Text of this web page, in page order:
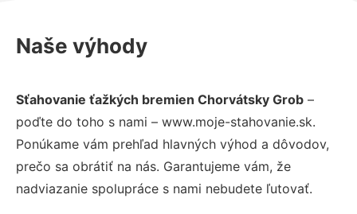
Naše výhody
Sťahovanie ťažkých bremien Chorvátsky Grob –
poďte do toho s nami – www.moje-stahovanie.sk.
Ponúkame vám prehľad hlavných výhod a dôvodov,
prečo sa obrátiť na nás. Garantujeme vám, že
nadviazanie spolupráce s nami nebudete ľutovať.